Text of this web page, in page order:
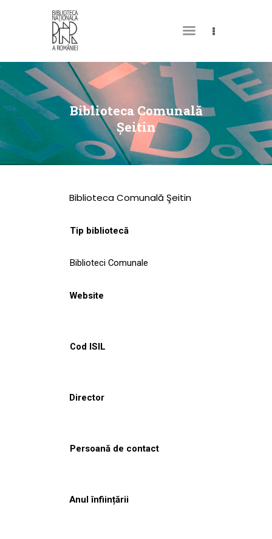
Biblioteca Comunală
Şeitin
DESPRE NOI
PERMISUL MEU DE
BIBLIOTECĂ
CATALOAGE ȘI
COLECȚII
CULTURALE
NOUTĂȚI
Biblioteca Comunală Şeitin
Tip bibliotecă
Biblioteci Comunale
Website
Cod ISIL
Director
Persoană de contact
Anul înființării